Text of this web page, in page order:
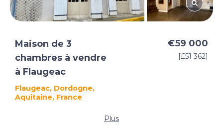
Maison de 3
chambres à vendre
à Flaugeac
Flaugeac, Dordogne,
Aquitaine, France
€59 000
[£51 362]
Plus